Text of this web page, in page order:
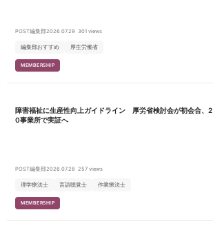
エンジニア・プロダクトマネージャーと連携し、運動指導やスポーツ科
の開発・運用を行う。大学・研究施設と連携し、共同研究を推進する。
ルスケア領域に関わるプロダクト企画 - 協力大学との共同研究の推進 -
POST編集部2026.07.29 301 views
編集部おすすめ 厚生労働省
MEMBERSHIP
障害福祉に生産性向上ガイドライン 厚労省検討会が初会合、2
0事業所で実証へ
POST編集部2026.07.28 257 views
理学療法士 言語聴覚士 作業療法士
MEMBERSHIP